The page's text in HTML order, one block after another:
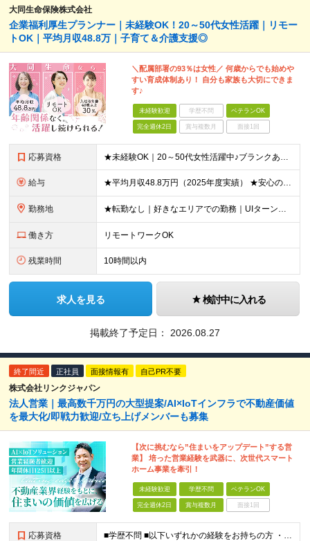
大同生命保険株式会社
企業福利厚生プランナー｜未経験OK！20～50代女性活躍｜リモー
トOK｜平均月収48.8万｜子育て＆介護支援◎
＼配属部署の93％は女性／ 何歳からでも始めや
すい育成体制あり！ 自分も家族も大切にできま
す♪
未経験歓迎 学歴不問 ベテランOK
完全週休2日 賞与複数月 面接1回
応募資格 ★未経験OK｜20～50代女性活躍中♪ブランクありの方・ママさんも活躍中 ◆高卒以上 ◆社会人経験をお持ちの方 - 業界・業種・職種・経験年数は問いません。 «こんな方が応募＆入社しています！»
給与 ★平均月収48.8万円（2025年度実績） ★安心の固定給＋賞与年2回＋インセンティブ！手当も充実 月給21万円～23万円＋諸手当＋インセンティブ＋賞与年2回 ※給与は年間平均の税込定例給与です。賞
勤務地 ★転勤なし｜好きなエリアでの勤務｜UIターン歓迎 全国47都道府県にある支社のいずれかにて勤務していただきます。 ＜募集エリア＞ ◆北海道・東北：北海道/青森/宮城/岩手/秋田/山形/福島
働き方 リモートワークOK
残業時間 10時間以内
求人を見る 検討中に入れる
掲載終了予定日： 2026.08.27
終了間近 正社員 面接情報有 自己PR不要
株式会社リンクジャパン
法人営業｜最高数千万円の大型提案/AI×IoTインフラで不動産価値
を最大化/即戦力歓迎/立ち上げメンバーも募集
【次に挑むなら”住まいをアップデート”する営
業】 培った営業経験を武器に、次世代スマート
ホーム事業を牽引！
未経験歓迎 学歴不問 ベテランOK
完全週休2日 賞与複数月 面接1回
応募資格 ■学歴不問 ■以下いずれかの経験をお持ちの方 ・法人営業経験がある方（最低5年以上） ・不動産業界経験があり、大阪支店の立ち上げに挑戦したい方（営業未経験でもOKです） ～このような方にオススメです